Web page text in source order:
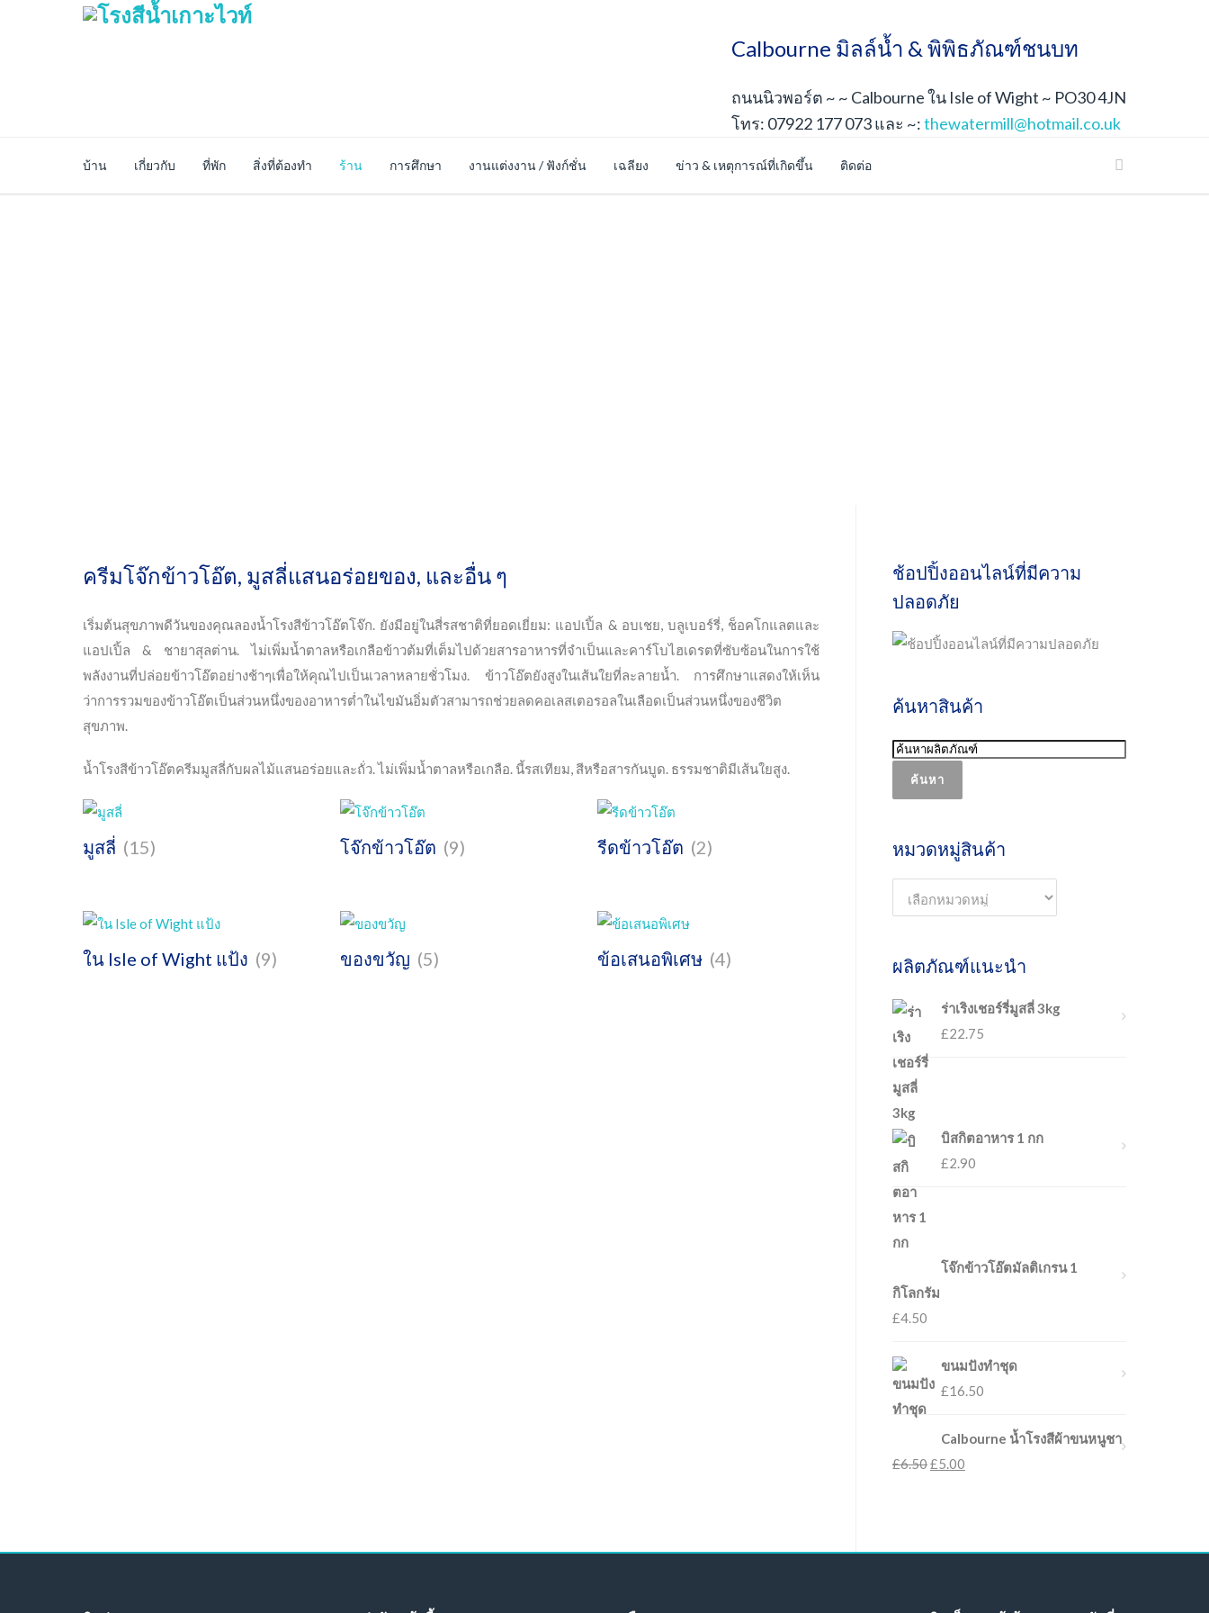
Calbourne มิลล์น้ำ & พิพิธภัณฑ์ชนบท
ถนนนิวพอร์ต ~ ~ Calbourne ใน Isle of Wight ~ PO30 4JN
โทร: 07922 177 073 และ ~:thewatermill@hotmail.co.uk
บ้าน เกี่ยวกับ ที่พัก สิ่งที่ต้องทำ ร้าน การศึกษา งานแต่งงาน / ฟังก์ชั่น เฉลียง ข่าว & เหตุการณ์ที่เกิดขึ้น ติดต่อ
ครีมโจ๊กข้าวโอ๊ต, มูสลี่แสนอร่อยของ, และอื่น ๆ
เริ่มต้นสุขภาพดีวันของคุณลองน้ำโรงสีข้าวโอ๊ตโจ๊ก. ยังมีอยู่ในสี่รสชาติที่ยอดเยี่ยม: แอปเปิ้ล & อบเชย, บลูเบอร์รี่, ช็อคโกแลตและ
แอปเปิ้ล & ชายาสุลต่าน. ไม่เพิ่มน้ำตาลหรือเกลือข้าวต้มที่เต็มไปด้วยสารอาหารที่จำเป็นและคาร์โบไฮเดรตที่ซับซ้อนในการใช้
พลังงานที่ปล่อยข้าวโอ๊ตอย่างช้าๆเพื่อให้คุณไปเป็นเวลาหลายชั่วโมง. ข้าวโอ๊ตยังสูงในเส้นใยที่ละลายน้ำ. การศึกษาแสดงให้เห็น
ว่าการรวมของข้าวโอ๊ตเป็นส่วนหนึ่งของอาหารต่ำในไขมันอิ่มตัวสามารถช่วยลดคอเลสเตอรอลในเลือดเป็นส่วนหนึ่งของชีวิต
สุขภาพ.
น้ำโรงสีข้าวโอ๊ตครีมมูสลี่กับผลไม้แสนอร่อยและถั่ว. ไม่เพิ่มน้ำตาลหรือเกลือ. นี้รสเทียม, สีหรือสารกันบูด. ธรรมชาติมีเส้นใยสูง.
มูสลี่ (15) โจ๊กข้าวโอ๊ต (9) รีดข้าวโอ๊ต (2)
ใน Isle of Wight แป้ง (9) ของขวัญ (5) ข้อเสนอพิเศษ (4)
ช้อปปิ้งออนไลน์ที่มีความ
ปลอดภัย
ค้นหาสินค้า
ค้นหา
หมวดหมู่สินค้า
ผลิตภัณฑ์แนะนำ
ร่าเริงเชอร์รี่มูสลี่ 3kg
£22.75
บิสกิตอาหาร 1 กก
£2.90
โจ๊กข้าวโอ๊ตมัลติเกรน 1
กิโลกรัม
£4.50
ขนมปังทำชุด
£16.50
Calbourne น้ำโรงสีผ้าขนหนูชา
£6.50£5.00